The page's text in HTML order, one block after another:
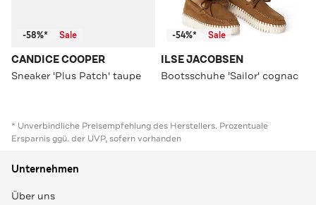
-58%* Sale
CANDICE COOPER
Sneaker 'Plus Patch' taupe
-54%* Sale
ILSE JACOBSEN
Bootsschuhe 'Sailor' cognac
* Unverbindliche Preisempfehlung des Herstellers. Prozentuale
Ersparnis ggü. der UVP, sofern vorhanden
Unternehmen
Über uns